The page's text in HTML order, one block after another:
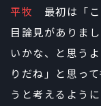
平牧 最初は「こ
目論見がありま
いかな、と思う
りだね」と思っ
うと考えるよう